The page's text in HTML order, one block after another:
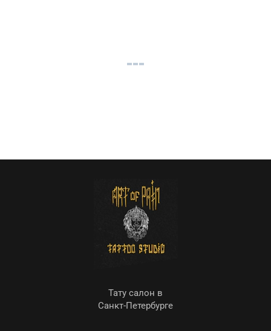
Тату салон в
Санкт-Петербурге